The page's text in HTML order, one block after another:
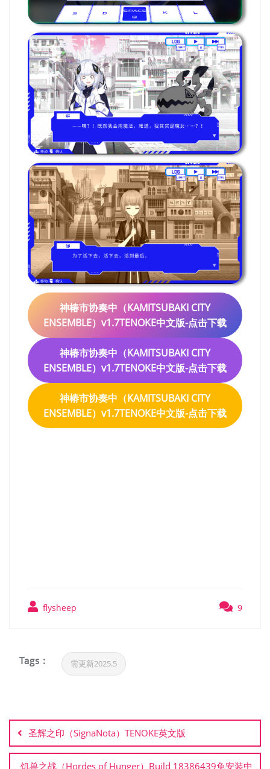
神椿市协奏中（KAMITSUBAKI CITY
ENSEMBLE）v1.7TENOKE中文版-点击下载
神椿市协奏中（KAMITSUBAKI CITY
ENSEMBLE）v1.7TENOKE中文版-点击下载
神椿市协奏中（KAMITSUBAKI CITY
ENSEMBLE）v1.7TENOKE中文版-点击下载
flysheep 9
Tags : 需更新2025.5
章
导
航
圣辉之印（SignaNota）TENOKE英文版
饥兽之战（Hordes of Hunger）Build 18386439免安装中